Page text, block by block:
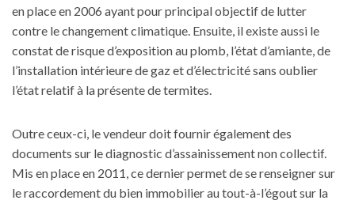
en place en 2006 ayant pour principal objectif de lutter
contre le changement climatique. Ensuite, il existe aussi le
constat de risque d’exposition au plomb, l’état d’amiante, de
l’installation intérieure de gaz et d’électricité sans oublier
l’état relatif à la présente de termites.
Outre ceux-ci, le vendeur doit fournir également des
documents sur le diagnostic d’assainissement non collectif.
Mis en place en 2011, ce dernier permet de se renseigner sur
le raccordement du bien immobilier au tout-à-l’égout sur la